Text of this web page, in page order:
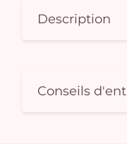
Description
Conseils